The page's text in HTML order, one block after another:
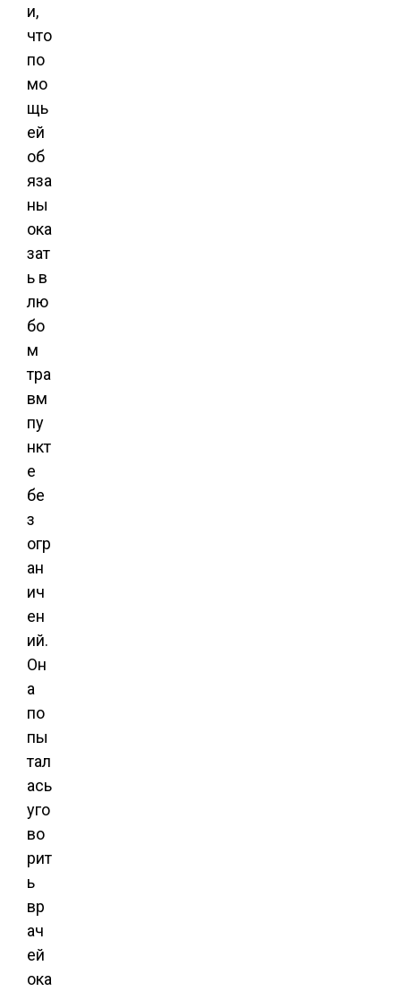
и,
что
по
мо
щь
ей
об
яза
ны
ока
зат
ь в
лю
бо
м
тра
вм
пу
нкт
е
бе
з
огр
ан
ич
ен
ий.
Он
а
по
пы
тал
ась
уго
во
рит
ь
вр
ач
ей
ока